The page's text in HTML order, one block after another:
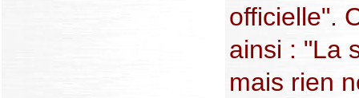
officielle".
ainsi : "La
mais rien